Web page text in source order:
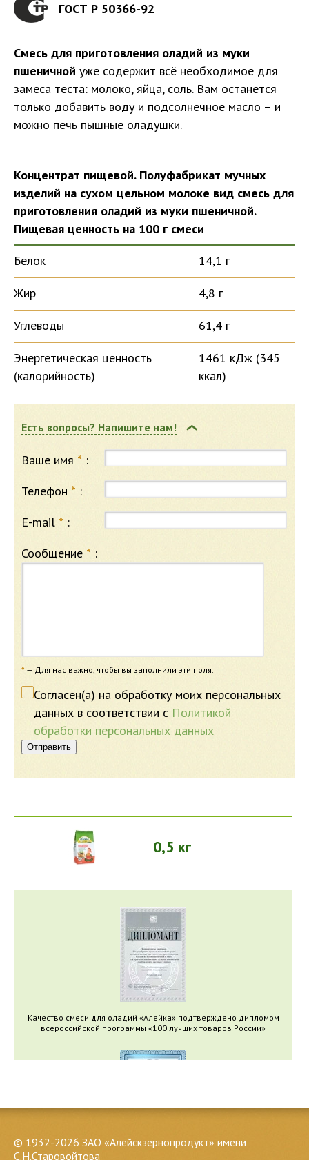
ГОСТ Р 50366-92
Смесь для приготовления оладий из муки
пшеничной уже содержит всё необходимое для
замеса теста: молоко, яйца, соль. Вам останется
только добавить воду и подсолнечное масло – и
можно печь пышные оладушки.
Концентрат пищевой. Полуфабрикат мучных
изделий на сухом цельном молоке вид смесь для
приготовления оладий из муки пшеничной.
Пищевая ценность на 100 г смеси
Белок
14,1 г
Жир 4,8 г
Углеводы 61,4 г
Энергетическая ценность
(калорийность)
1461 кДж (345
ккал)
Есть вопросы? Напишите нам!
Ваше имя * :
Телефон * :
E-mail * :
Сообщение * :
* — Для нас важно, чтобы вы заполнили эти поля.
Согласен(а) на обработку моих персональных
данных в соответствии с Политикой
обработки персональных данных
Отправить
0,5 кг
Качество смеси для оладий «Алейка» подтверждено дипломом
всероссийской программы «100 лучших товаров России»
© 1932-2026 ЗАО «Алейскзернопродукт» имени
С.Н.Старовойтова